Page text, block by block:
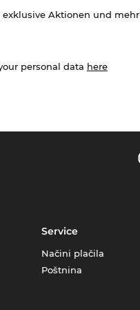
exklusive Aktionen und
personal data here
Service
Načini plačila
Poštnina